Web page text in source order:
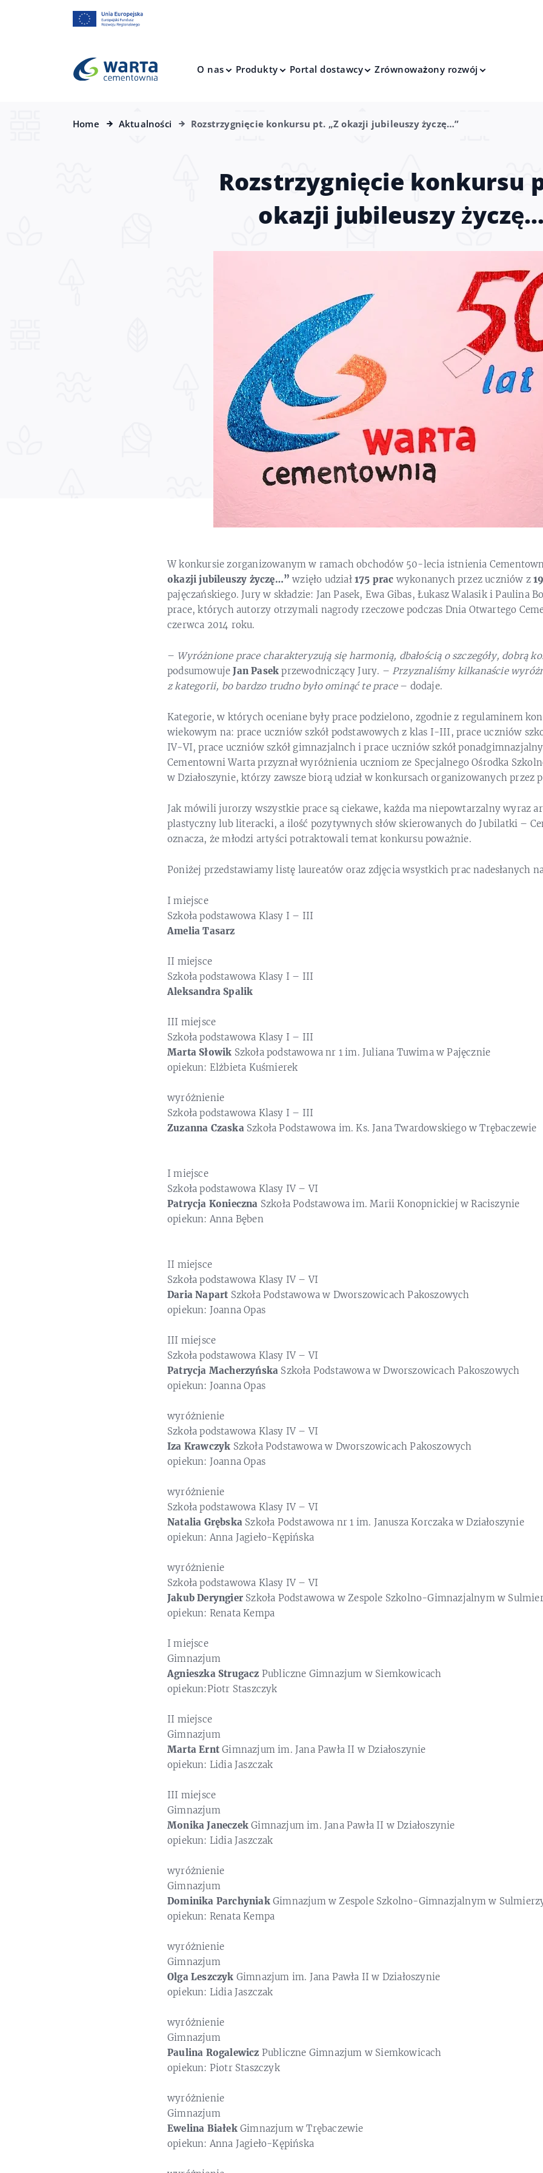
O nas Produkty Portal dostawcy Zrównoważony rozwój
Home Aktualności Rozstrzygnięcie konkursu pt. „Z okazji jubileuszy życzę…”
Rozstrzygnięcie konkursu
okazji jubileuszy
W konkursie zorganizowanym w ramach obchodów 50-lecia istnienia
okazji jubileuszy życzę…” wzięło udział 175 prac wykonanych przez uczniów z
pajęczańskiego. Jury w składzie: Jan Pasek, Ewa Gibas, Łukasz Walasik i Paulina
prace, których autorzy otrzymali nagrody rzeczowe podczas Dnia Otwartego
czerwca 2014 roku.
– Wyróżnione prace charakteryzują się harmonią, dbałością o szczegóły, dobrą
podsumowujeJan Pasekprzewodniczący Jury. – Przyznaliśmy kilkanaście
z kategorii, bo bardzo trudno było ominąć te prace– dodaje.
Kategorie, w których oceniane były prace podzielono, zgodnie z regulaminem
wiekowym na: prace uczniów szkół podstawowych z klas I-III, prace uczniów
IV-VI, prace uczniów szkół gimnazjalnch i prace uczniów szkół
Cementowni Warta przyznał wyróżnienia uczniom ze Specjalnego Ośrodka
w Działoszynie, którzy zawsze biorą udział w konkursach organizowanych przez
Jak mówili jurorzy wszystkie prace są ciekawe, każda ma niepowtarzalny wyraz
plastyczny lub literacki, a ilość pozytywnych słów skierowanych do Jubilatki –
oznacza, że młodzi artyści potraktowali temat konkursu poważnie.
Poniżej przedstawiamy listę laureatów oraz zdjęcia wsystkich prac nadesłanych
I miejsce
Szkoła podstawowa Klasy I – III
Amelia Tasarz
II miejsce
Szkoła podstawowa Klasy I – III
Aleksandra Spalik
III miejsce
Szkoła podstawowa Klasy I – III
Marta Słowik Szkoła podstawowa nr 1 im. Juliana Tuwima w Pajęcznie
opiekun: Elżbieta Kuśmierek
wyróżnienie
Szkoła podstawowa Klasy I – III
Zuzanna Czaska Szkoła Podstawowa im. Ks. Jana Twardowskiego w Trębaczewie
I miejsce
Szkoła podstawowa Klasy IV – VI
Patrycja Konieczna Szkoła Podstawowa im. Marii Konopnickiej w Raciszynie
opiekun: Anna Bęben
II miejsce
Szkoła podstawowa Klasy IV – VI
Daria Napart Szkoła Podstawowa w Dworszowicach Pakoszowych
opiekun: Joanna Opas
III miejsce
Szkoła podstawowa Klasy IV – VI
Patrycja Macherzyńska Szkoła Podstawowa w Dworszowicach Pakoszowych
opiekun: Joanna Opas
wyróżnienie
Szkoła podstawowa Klasy IV – VI
Iza Krawczyk Szkoła Podstawowa w Dworszowicach Pakoszowych
opiekun: Joanna Opas
wyróżnienie
Szkoła podstawowa Klasy IV – VI
Natalia Grębska Szkoła Podstawowa nr 1 im. Janusza Korczaka w Działoszynie
opiekun: Anna Jagieło-Kępińska
wyróżnienie
Szkoła podstawowa Klasy IV – VI
Jakub Deryngier Szkoła Podstawowa w Zespole Szkolno-Gimnazjalnym w
opiekun: Renata Kempa
I miejsce
Gimnazjum
Agnieszka Strugacz Publiczne Gimnazjum w Siemkowicach
opiekun:Piotr Staszczyk
II miejsce
Gimnazjum
Marta Ernt Gimnazjum im. Jana Pawła II w Działoszynie
opiekun: Lidia Jaszczak
III miejsce
Gimnazjum
Monika Janeczek Gimnazjum im. Jana Pawła II w Działoszynie
opiekun: Lidia Jaszczak
wyróżnienie
Gimnazjum
Dominika ParchyniakGimnazjum w Zespole Szkolno-Gimnazjalnym w
opiekun: Renata Kempa
wyróżnienie
Gimnazjum
Olga Leszczyk Gimnazjum im. Jana Pawła II w Działoszynie
opiekun: Lidia Jaszczak
wyróżnienie
Gimnazjum
Paulina Rogalewicz Publiczne Gimnazjum w Siemkowicach
opiekun: Piotr Staszczyk
wyróżnienie
Gimnazjum
Ewelina BiałekGimnazjum w Trębaczewie
opiekun: Anna Jagieło-Kępińska